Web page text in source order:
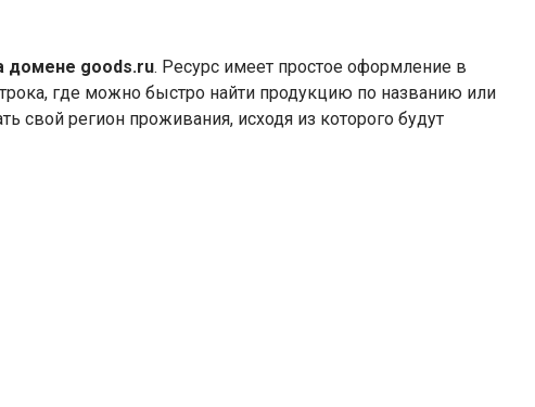
домене goods.ru. Ресурс имеет простое оформление в
где можно быстро найти продукцию по названию или
свой регион проживания, исходя из которого будут